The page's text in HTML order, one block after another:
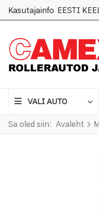
Kasutajainfo VALI KEEL
EESTI
VALI AUTO
Sa oled siin: Avaleht